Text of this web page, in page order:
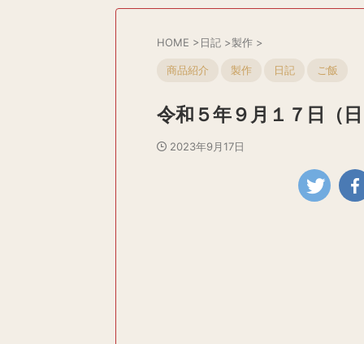
HOME >日記 >製作 >
商品紹介 製作 日記 ご飯
令和５年９月１７日（
2023年9月17日